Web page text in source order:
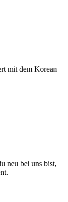
mit dem Korean
neu bei uns bist,